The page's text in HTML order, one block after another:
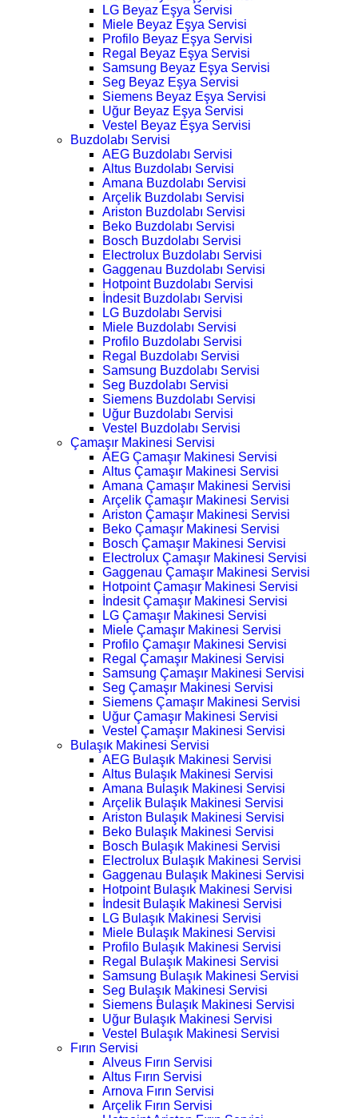
LG Beyaz Eşya Servisi
Miele Beyaz Eşya Servisi
Profilo Beyaz Eşya Servisi
Regal Beyaz Eşya Servisi
Samsung Beyaz Eşya Servisi
Seg Beyaz Eşya Servisi
Siemens Beyaz Eşya Servisi
Uğur Beyaz Eşya Servisi
Vestel Beyaz Eşya Servisi
Buzdolabı Servisi
AEG Buzdolabı Servisi
Altus Buzdolabı Servisi
Amana Buzdolabı Servisi
Arçelik Buzdolabı Servisi
Ariston Buzdolabı Servisi
Beko Buzdolabı Servisi
Bosch Buzdolabı Servisi
Electrolux Buzdolabı Servisi
Gaggenau Buzdolabı Servisi
Hotpoint Buzdolabı Servisi
İndesit Buzdolabı Servisi
LG Buzdolabı Servisi
Miele Buzdolabı Servisi
Profilo Buzdolabı Servisi
Regal Buzdolabı Servisi
Samsung Buzdolabı Servisi
Seg Buzdolabı Servisi
Siemens Buzdolabı Servisi
Uğur Buzdolabı Servisi
Vestel Buzdolabı Servisi
Çamaşır Makinesi Servisi
AEG Çamaşır Makinesi Servisi
Altus Çamaşır Makinesi Servisi
Amana Çamaşır Makinesi Servisi
Arçelik Çamaşır Makinesi Servisi
Ariston Çamaşır Makinesi Servisi
Beko Çamaşır Makinesi Servisi
Bosch Çamaşır Makinesi Servisi
Electrolux Çamaşır Makinesi Servisi
Gaggenau Çamaşır Makinesi Servisi
Hotpoint Çamaşır Makinesi Servisi
İndesit Çamaşır Makinesi Servisi
LG Çamaşır Makinesi Servisi
Miele Çamaşır Makinesi Servisi
Profilo Çamaşır Makinesi Servisi
Regal Çamaşır Makinesi Servisi
Samsung Çamaşır Makinesi Servisi
Seg Çamaşır Makinesi Servisi
Siemens Çamaşır Makinesi Servisi
Uğur Çamaşır Makinesi Servisi
Vestel Çamaşır Makinesi Servisi
Bulaşık Makinesi Servisi
AEG Bulaşık Makinesi Servisi
Altus Bulaşık Makinesi Servisi
Amana Bulaşık Makinesi Servisi
Arçelik Bulaşık Makinesi Servisi
Ariston Bulaşık Makinesi Servisi
Beko Bulaşık Makinesi Servisi
Bosch Bulaşık Makinesi Servisi
Electrolux Bulaşık Makinesi Servisi
Gaggenau Bulaşık Makinesi Servisi
Hotpoint Bulaşık Makinesi Servisi
İndesit Bulaşık Makinesi Servisi
LG Bulaşık Makinesi Servisi
Miele Bulaşık Makinesi Servisi
Profilo Bulaşık Makinesi Servisi
Regal Bulaşık Makinesi Servisi
Samsung Bulaşık Makinesi Servisi
Seg Bulaşık Makinesi Servisi
Siemens Bulaşık Makinesi Servisi
Uğur Bulaşık Makinesi Servisi
Vestel Bulaşık Makinesi Servisi
Fırın Servisi
Alveus Fırın Servisi
Altus Fırın Servisi
Arnova Fırın Servisi
Arçelik Fırın Servisi